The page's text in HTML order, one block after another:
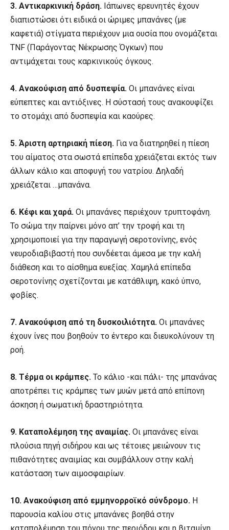
3. Αντικαρκινική δράση. Ιάπωνες ερευνητές έχουν
διαπιστώσει ότι ειδικά οι ώριμες μπανάνες (με
καφετιά) στίγματα περιέχουν μια ουσία που ονομάζεται
TNF (Παράγοντας Νέκρωσης Όγκων) που
αντιμάχεται τους καρκινικούς όγκους.
4. Ανακούφιση από δυσπεψία. Οι μπανάνες είναι
εύπεπτες και αντιόξινες. Η σύστασή τους ανακουφίζει
το στομάχι από δυσπεψία και καούρες.
5. Άριστη αρτηριακή πίεση. Για να διατηρηθεί η πίεση
του αίματος στα σωστά επίπεδα χρειάζεται εκτός των
άλλων κάλιο και αποφυγή του νατρίου. Δηλαδή
χρειάζεται …μπανάνα.
6. Κέφι και χαρά. Οι μπανάνες περιέχουν τρυπτοφάνη.
Το σώμα την παίρνει μόνο απ’ την τροφή και τη
χρησιμοποιεί για την παραγωγή σεροτονίνης, ενός
νευροδιαβιβαστή που συνδέεται άμεσα με την καλή
διάθεση και το αίσθημα ευεξίας. Χαμηλά επίπεδα
σεροτονίνης σχετίζονται με κατάθλιψη, κακό ύπνο,
φοβίες.
7. Ανακούφιση από τη δυσκοιλιότητα. Οι μπανάνες
έχουν ίνες που βοηθούν το έντερο και διευκολύνουν τη
ροή.
8. Τέρμα οι κράμπες. Το κάλιο -και πάλι- της μπανάνας
αποτρέπει τις κράμπες των μυών μετά από επίπονη
άσκηση ή σωματική δραστηριότητα.
9. Καταπολέμηση της αναιμίας. Οι μπανάνες είναι
πλούσια πηγή σιδήρου και ως τέτοιες μειώνουν τις
πιθανότητες αναιμίας και συμβάλλουν στην καλή
κατάσταση των αιμοσφαιρίων.
10. Ανακούφιση από εμμηνορροϊκό σύνδρομο. Η
παρουσία καλίου στις μπανάνες βοηθά στην
καταπολέμηση του πόνου της περιόδου και η βιταμίνη